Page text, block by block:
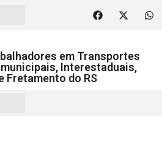
em Transportes
Interestaduais,
Fretamento do RS